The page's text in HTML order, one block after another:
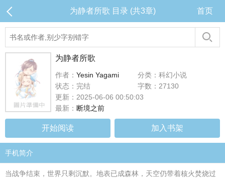
为静者所歌 目录 (共3章) 首页
为静者所歌
作者： Yesin Yagami
分类：科幻小说
状态：完结
字数：27130
更新：2025-06-06 00:50:03
最新： 断境之前
开始阅读 加入书架
手机简介
当战争结束，世界只剩沉默。地表已成森林，天空仍带着核火焚烧过